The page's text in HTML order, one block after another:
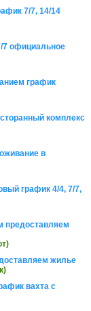
7/7, 14/14
7 официальное
график
комплекс
в
график 4/4, 7/7,
предоставляем
жилье
вахта с